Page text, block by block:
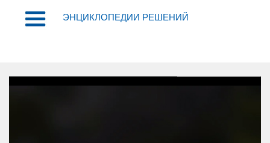
ЭНЦИКЛОПЕДИИ РЕШЕНИЙ